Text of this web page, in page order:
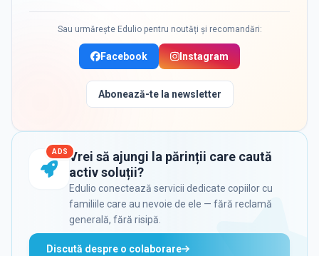
Sau urmărește Edulio pentru noutăți și recomandări:
Facebook Instagram
Abonează-te la newsletter
ADS Vrei să ajungi la părinții care caută
activ soluții?
Edulio conectează servicii dedicate copiilor cu
familiile care au nevoie de ele — fără reclamă
generală, fără risipă.
Discută despre o colaborare